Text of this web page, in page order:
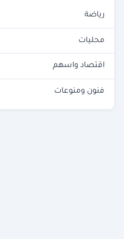
رياضة
محليات
اقتصاد واسهم
فنون ومنوعات